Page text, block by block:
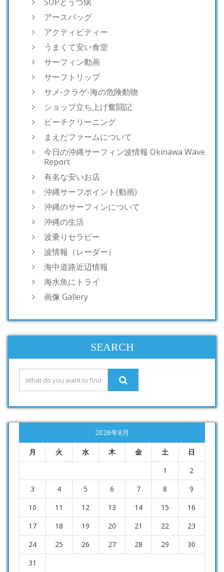
SUPとうつ病
アースバッグ
アクティビティー
うまくて安い食堂
サーフィン動画
サーフトリップ
サメ-クラゲ-海の危険動物
ショップ立ち上げ奮闘記
ビーチクリーニング
まえだファームについて
今日の沖縄サーフィン波情報 Okinawa Wave
Report
有名な安いお店
沖縄サーフポイント(動画)
沖縄のサーフィンについて
沖縄の生活
波乗りセラピー
波情報（レーダー）
海中道路近辺情報
海水魚にトライ
画像 Gallery
SEARCH
2026年8月
月 火 水 木 金 土
日
1
2
3
4 5 6 7 8
9
10
11 12 13 14 15
16
17
18 19 20 21 22
23
24
25 26 27 28 29
30
31